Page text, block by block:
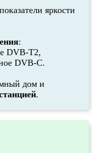
яркости
:
DVB-T2,
DVB-C.
дом и
.